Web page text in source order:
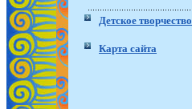
Детское творчество
Карта сайта